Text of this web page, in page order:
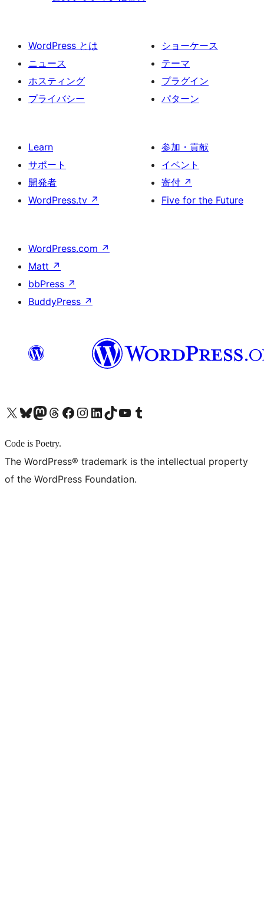
WordPress とは
ニュース
ホスティング
プライバシー
ショーケース
テーマ
プラグイン
パターン
Learn
サポート
開発者
WordPress.tv ↗
参加・貢献
イベント
寄付 ↗
Five for the Future
WordPress.com ↗
Matt ↗
bbPress ↗
BuddyPress ↗
X (旧 Twitter) アカウントへBluesky アカウントへMastodon アカウントへThreads アカウントへ Facebook ページへInstagram アカウントへ LinkedIn アカウントへTikTok アカウントへYouTube チャンネルへ Tumblr アカウントへ
Code is Poetry.
The WordPress® trademark is the intellectual property
of the WordPress Foundation.